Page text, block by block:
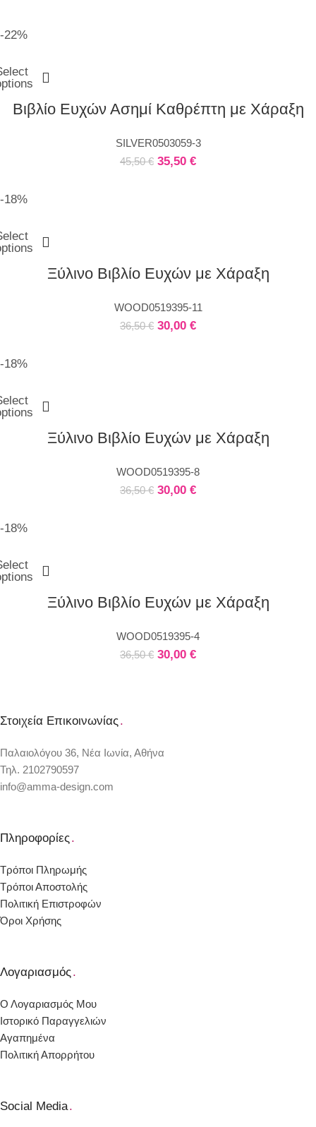
-22%
Βιβλίο Ευχών Ασημί Καθρέπτη με Χάραξη
SILVER0503059-3
45,50€ 35,50 €
-18%
Ξύλινο Βιβλίο Ευχών με Χάραξη
WOOD0519395-11
36,50€ 30,00 €
-18%
Ξύλινο Βιβλίο Ευχών με Χάραξη
WOOD0519395-8
36,50€ 30,00 €
-18%
Ξύλινο Βιβλίο Ευχών με Χάραξη
WOOD0519395-4
36,50€ 30,00 €
Στοιχεία Επικοινωνίας.
Παλαιολόγου 36, Νέα Ιωνία, Αθήνα
Τηλ. 2102790597
info@amma-design.com
Πληροφορίες.
Τρόποι Πληρωμής
Τρόποι Αποστολής
Πολιτική Επιστροφών
Όροι Χρήσης
Λογαριασμός.
Ο Λογαριασμός Μου
Ιστορικό Παραγγελιών
Αγαπημένα
Πολιτική Απορρήτου
Social Media.